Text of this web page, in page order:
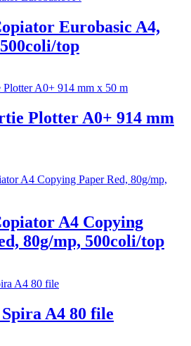
Eurobasic A4,
top
Plotter A0+ 914 mm
A4 Copying
80g/mp, 500coli/top
A4 80 file